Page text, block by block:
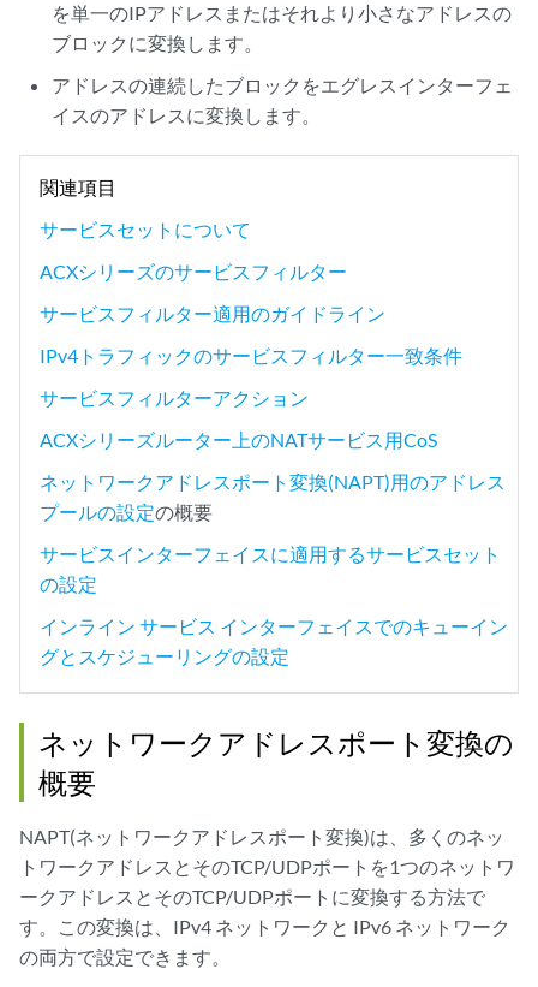
を単一のIPアドレスまたはそれより小さなアドレスの
ブロックに変換します。
アドレスの連続したブロックをエグレスインターフェ
イスのアドレスに変換します。
関連項目
サービスセットについて
ACXシリーズのサービスフィルター
サービスフィルター適用のガイドライン
IPv4トラフィックのサービスフィルター一致条件
サービスフィルターアクション
ACXシリーズルーター上のNATサービス用CoS
ネットワークアドレスポート変換(NAPT)用のアドレス
プールの設定の概要
サービスインターフェイスに適用するサービスセット
の設定
インライン サービス インターフェイスでのキューイン
グとスケジューリングの設定
ネットワークアドレスポート変換の
概要
NAPT(ネットワークアドレスポート変換)は、多くのネッ
トワークアドレスとそのTCP/UDPポートを1つのネットワ
ークアドレスとそのTCP/UDPポートに変換する方法で
す。この変換は、IPv4 ネットワークと IPv6 ネットワーク
の両方で設定できます。